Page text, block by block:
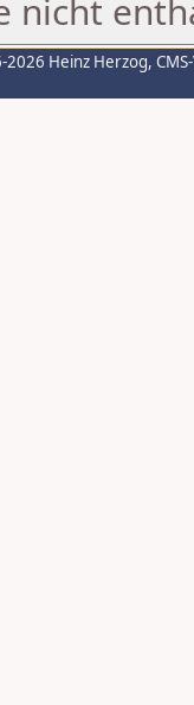
nicht
Heinz Herzog,